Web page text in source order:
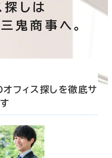
探しは
鬼商事へ。
フィス探しを徹底サ